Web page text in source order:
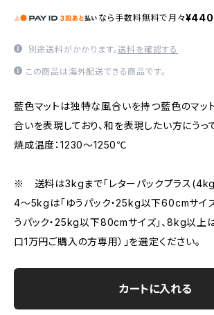
なら 手数料無料で 月々¥440
別途送料がかかります。送料を確認する
この商品は海外配送できる商品です。
藍色マットは独特な風合いを持つ藍色のマッ
合いを表現しており、和を表現したい方にうっ
焼成温度：1230～1250℃
※ 送料は3kgまで「レターパックプラス(4kg
4～5kgは「ゆうパック・25kg以下60cmサイズ
うパック・25kg以下80cmサイズ」、8kg以上は
口1万円ご購入の方専用）」を選定ください。
カートに入れる